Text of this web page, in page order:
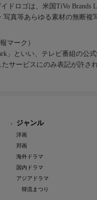
ドロゴは、米国TiVo
真等あらゆる素材の無断複
マーク）
」といい、テレビ番組の公
たサービスにのみ表記が許さ
ジャンル
洋画
邦画
海外ドラマ
国内ドラマ
アジアドラマ
韓流まつり